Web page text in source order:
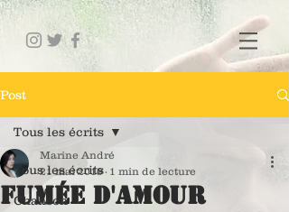
Post
Tous les écrits
Chanson
Tous les écrits
Fumée d'amour
Marine André
21 mai 2019
1 min de lecture